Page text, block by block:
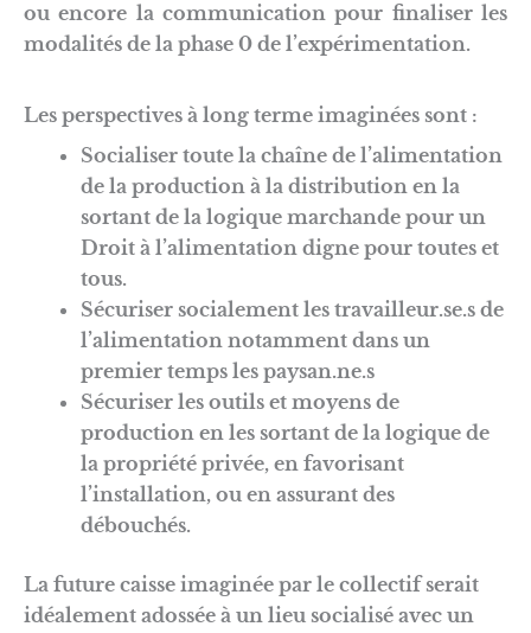
ou encore la communication pour finaliser les
modalités de la phase 0 de l’expérimentation.
Les perspectives à long terme imaginées sont :
Socialiser toute la chaîne de l’alimentation
de la production à la distribution en la
sortant de la logique marchande pour un
Droit à l’alimentation digne pour toutes et
tous.
Sécuriser socialement les travailleur.se.s de
l’alimentation notamment dans un
premier temps les paysan.ne.s
Sécuriser les outils et moyens de
production en les sortant de la logique de
la propriété privée, en favorisant
l’installation, ou en assurant des
débouchés.
La future caisse imaginée par le collectif serait
idéalement adossée à un lieu socialisé avec un